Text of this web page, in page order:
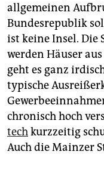
allgemeinen
Bundesrepublik
ist keine Insel. Die
werden Häuser
geht es ganz
typische
chronisch hoch
techkurzzeitig
Auch die Mainzer